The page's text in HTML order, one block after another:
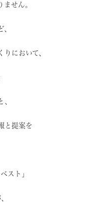
ません。
りにおいて、
、
と提案を
スト」